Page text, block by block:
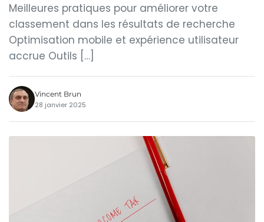
Meilleures pratiques pour améliorer votre
classement dans les résultats de recherche
Optimisation mobile et expérience utilisateur
accrue Outils […]
Vincent Brun
28 janvier 2025